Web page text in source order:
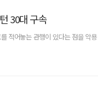
30대 구속
적어놓는 관행이 있다는 점을 악용